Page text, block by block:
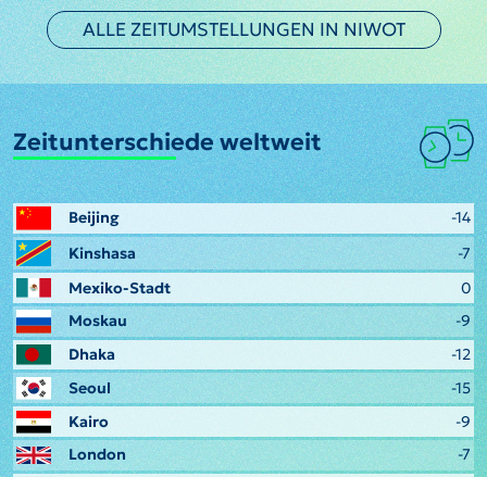
ALLE ZEITUMSTELLUNGEN IN NIWOT
Zeitunterschiede weltweit
Beijing
-14
Kinshasa
-7
Mexiko-Stadt
0
Moskau
-9
Dhaka
-12
Seoul
-15
Kairo
-9
London
-7